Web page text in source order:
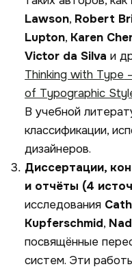
Lawson, Robert
Lupton, Karen
Victor da Silva и
Thinking with Type
of Typographic
В учебной
классификации,
дизайнеров.
Диссертации,
и отчёты (4
исследования
Kupferschmid,
посвящённые
систем. Эти